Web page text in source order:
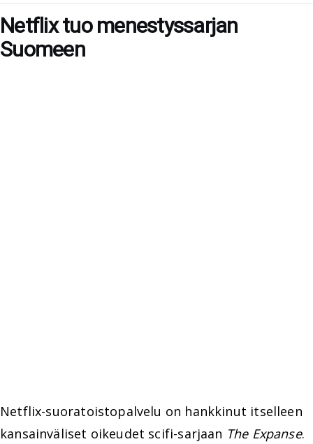
Netflix tuo menestyssarjan
Suomeen
Netflix-suoratoistopalvelu on hankkinut itselleen
kansainväliset oikeudet scifi-sarjaan The Expanse.